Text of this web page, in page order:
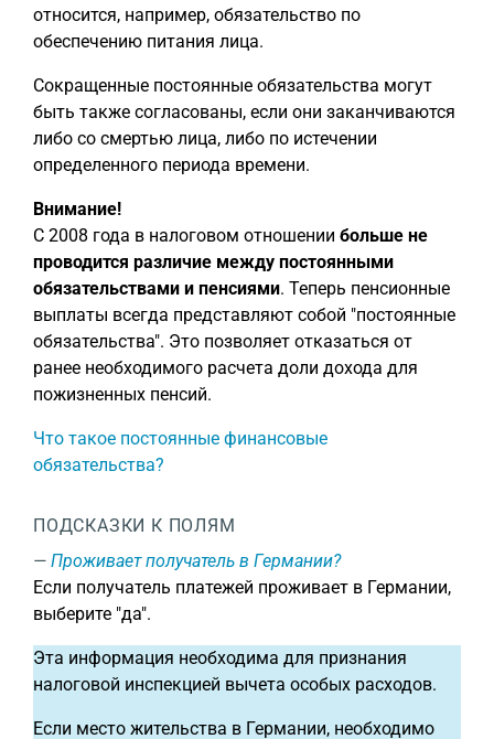
относится, например, обязательство по
обеспечению питания лица.
Сокращенные постоянные обязательства могут
быть также согласованы, если они заканчиваются
либо со смертью лица, либо по истечении
определенного периода времени.
Внимание!
С 2008 года в налоговом отношении больше не
проводится различие между постоянными
обязательствами и пенсиями. Теперь пенсионные
выплаты всегда представляют собой "постоянные
обязательства". Это позволяет отказаться от
ранее необходимого расчета доли дохода для
пожизненных пенсий.
Что такое постоянные финансовые
обязательства?
ПОДСКАЗКИ К ПОЛЯМ
Проживает получатель в Германии?
Если получатель платежей проживает в Германии,
выберите "да".
Эта информация необходима для признания
налоговой инспекцией вычета особых расходов.
Если место жительства в Германии, необходимо